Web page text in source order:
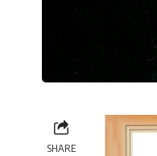
SHARE